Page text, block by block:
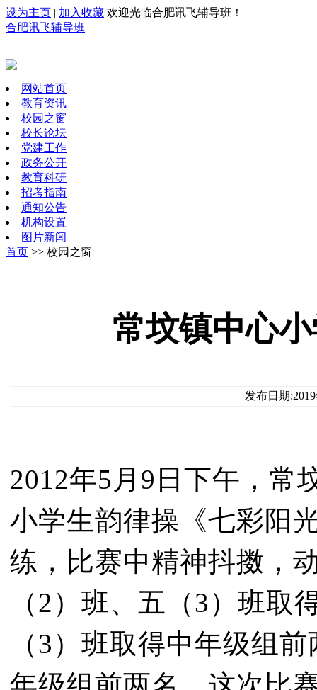
设为主页 | 加入收藏 欢迎光临合肥讯飞辅导班！
合肥讯飞辅导班
网站首页
教育资讯
校园之窗
校长论坛
党建工作
政务公开
教育科研
招考指南
通知公告
机构设置
图片新闻
首页 >> 校园之窗
常坟镇中心
发布日期
2012年5月9日下午，常
小学生韵律操《七彩阳
练，比赛中精神抖擞，
（2）班、五（3）班取
（3）班取得中年级组